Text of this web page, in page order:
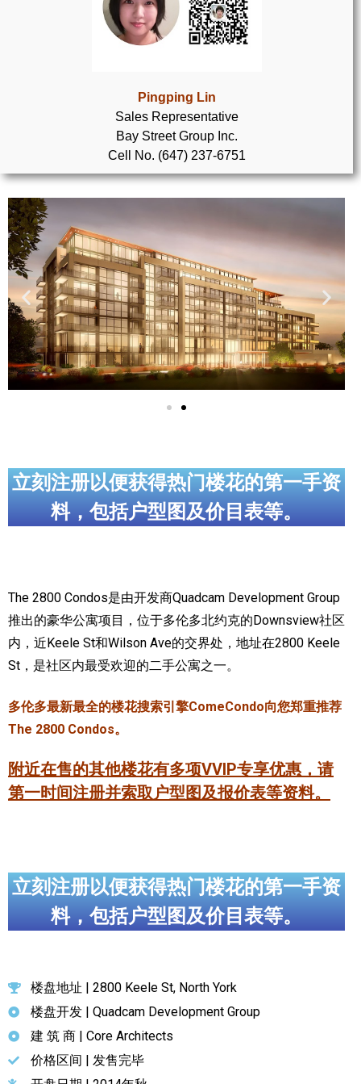
奥克维尔楼花项目
新居民
新移民指南
留学生指南
实用链接
加拿大房地产网站
大多伦多教育网站
大多伦多医疗机构
常用查询工具
地产杂谈
为什么移民加拿大
加拿大的历史文化
加拿大社会保险系统
定居安大略省
安大略省免费医疗保险
加拿大的福利制度
吃货眼中的加拿大地图
Pingping Lin
Sales Representative
Bay Street Group Inc.
Cell No. (647) 237-6751
立刻注册以便获得热门楼花的第一手资
料，包括户型图及价目表等。
The 2800 Condos是由开发商Quadcam Development Group
推出的豪华公寓项目，位于多伦多北约克的Downsview社区
内，近Keele St和Wilson Ave的交界处，地址在2800 Keele
St，是社区内最受欢迎的二手公寓之一。
多伦多最新最全的楼花搜索引擎ComeCondo向您郑重推荐
The 2800 Condos。
附近在售的其他楼花有多项VVIP专享优惠，请
第一时间注册并索取户型图及报价表等资料。
立刻注册以便获得热门楼花的第一手资
料，包括户型图及价目表等。
楼盘地址 | 2800 Keele St, North York
楼盘开发 | Quadcam Development Group
建 筑 商 | Core Architects
价格区间 | 发售完毕